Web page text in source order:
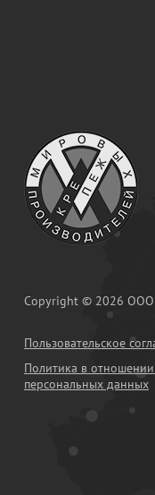
Copyright © 2026
Пользовательское
Политика в
персональных данных